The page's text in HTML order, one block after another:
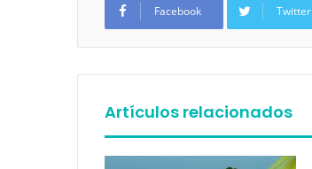
Facebook Twitter
Artículos relacionados